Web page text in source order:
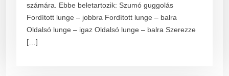
számára. Ebbe beletartozik: Szumó guggolás
Fordított lunge – jobbra Fordított lunge – balra
Oldalsó lunge – igaz Oldalsó lunge – balra Szerezze
[…]